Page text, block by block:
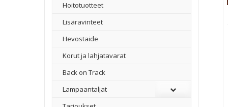
Hoitotuotteet
Lisäravinteet
Hevostaide
Korut ja lahjatavarat
Back on Track
Lampaantaljat